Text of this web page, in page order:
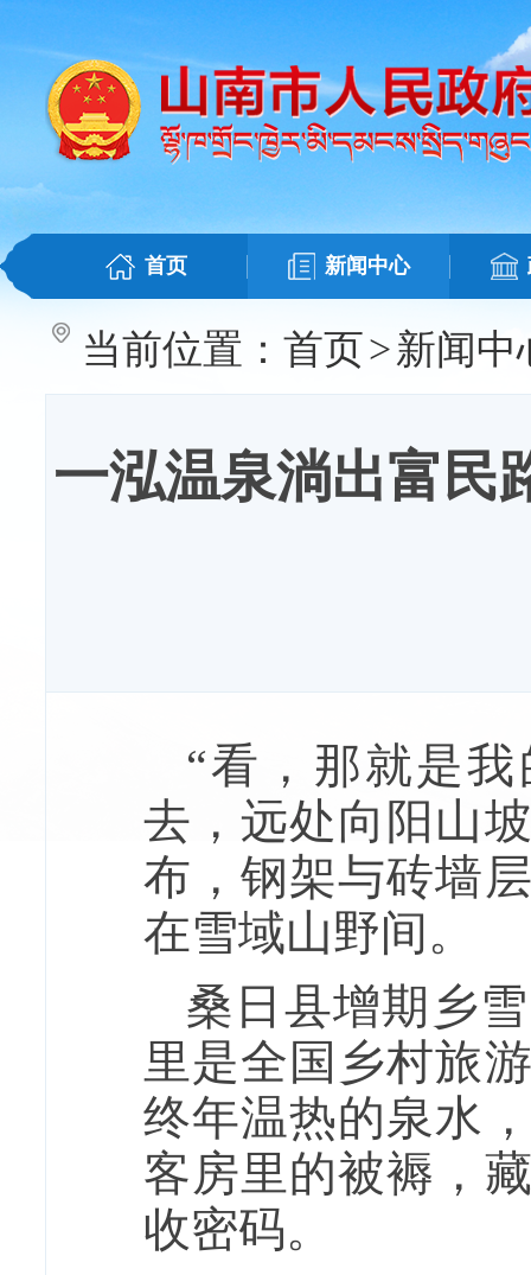
首页 新闻中心
当前位置： 首页>新闻中
一泓温泉淌出富
“看，那就是
去，远处向阳山
布，钢架与砖墙
在雪域山野间。
桑日县增期乡
里是全国乡村旅
终年温热的泉水
客房里的被褥，
收密码。